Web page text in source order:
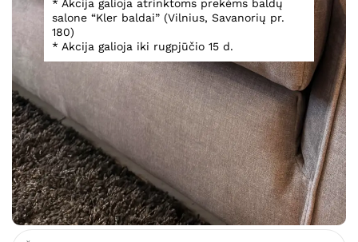
* Akcija galioja atrinktoms prekėms baldų
salone “Kler baldai” (Vilnius, Savanorių pr.
180)
* Akcija galioja iki rugpjūčio 15 d.
Teirautis
Įsiminti
Teirautis dėl prekės